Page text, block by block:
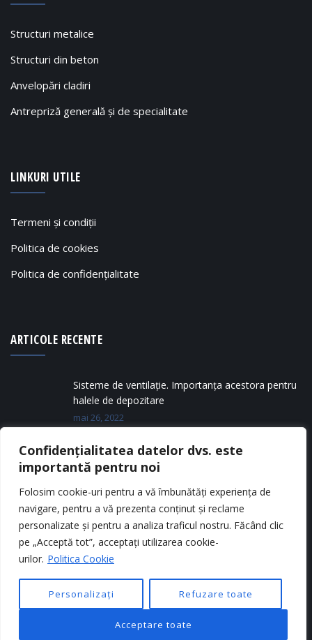
Confidențialitatea datelor dvs. este
importantă pentru noi
Folosim cookie-uri pentru a vă îmbunătăți experiența de
navigare, pentru a vă prezenta conținut și reclame
personalizate și pentru a analiza traficul nostru. Făcând clic
pe „Acceptă tot”, acceptați utilizarea cookie-
urilor. Politica Cookie
Personalizați Refuzare toate
Acceptare toate
Structuri metalice
Structuri din beton
Anvelopări cladiri
Antrepriză generală și de specialitate
LINKURI UTILE
Termeni și condiții
Politica de cookies
Politica de confidențialitate
ARTICOLE RECENTE
Sisteme de ventilație. Importanța acestora pentru
halele de depozitare
mai 26, 2022
Tipuri de silozuri metalice
mai 11, 2022
Copyright © 2025CONEDIL. Toate drepturile rezervate.